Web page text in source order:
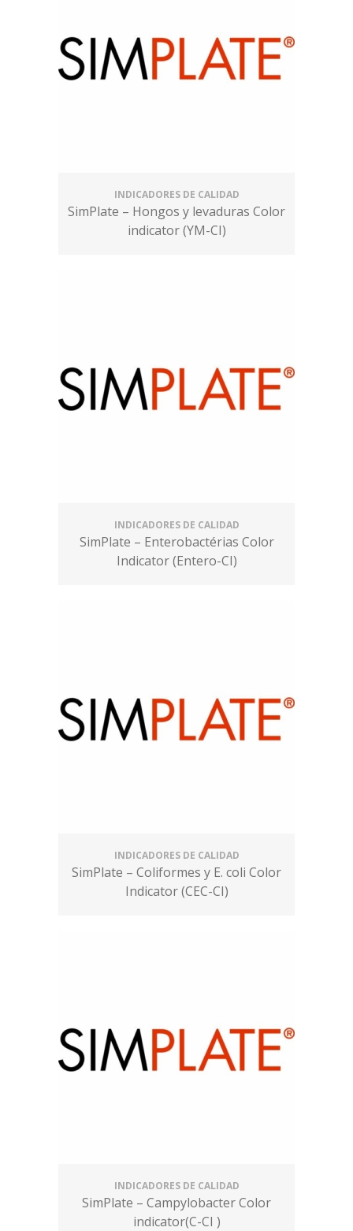
INDICADORES DE CALIDAD
SimPlate – Hongos y levaduras Color
indicator (YM-CI)
INDICADORES DE CALIDAD
SimPlate – Enterobactérias Color
Indicator (Entero-CI)
INDICADORES DE CALIDAD
SimPlate – Coliformes y E. coli Color
Indicator (CEC-CI)
INDICADORES DE CALIDAD
SimPlate – Campylobacter Color
indicator(C-CI )